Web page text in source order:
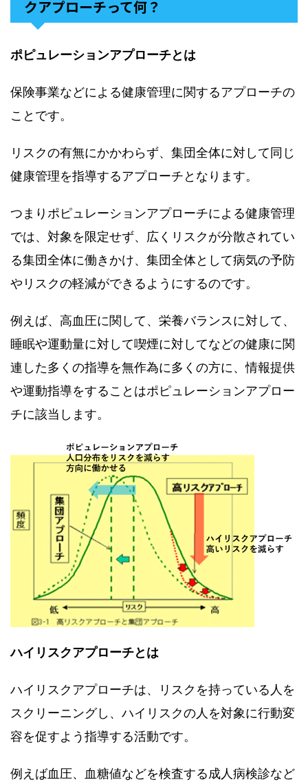
クアプローチって何？
ポピュレーションアプローチとは
保険事業などによる健康管理に関するアプローチの
ことです。
リスクの有無にかかわらず、集団全体に対して同じ
健康管理を指導するアプローチとなります。
つまりポピュレーションアプローチによる健康管理
では、対象を限定せず、広くリスクが分散されてい
る集団全体に働きかけ、集団全体として病気の予防
やリスクの軽減ができるようにするのです。
例えば、高血圧に関して、栄養バランスに対して、
睡眠や運動量に対して喫煙に対してなどの健康に関
連した多くの指導を無作為に多くの方に、情報提供
や運動指導をすることはポピュレーションアプロー
チに該当します。
ハイリスクアプローチとは
ハイリスクアプローチは、リスクを持っている人を
スクリーニングし、ハイリスクの人を対象に行動変
容を促すよう指導する活動です。
例えば血圧、血糖値などを検査する成人病検診など